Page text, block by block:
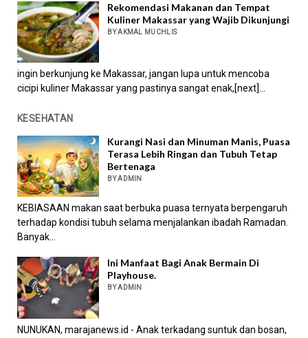
Rekomendasi Makanan dan Tempat
Kuliner Makassar yang Wajib Dikunjungi
BY AKMAL MUCHLIS
ingin berkunjung ke Makassar, jangan lupa untuk mencoba
cicipi kuliner Makassar yang pastinya sangat enak,[next]...
KESEHATAN
Kurangi Nasi dan Minuman Manis, Puasa
Terasa Lebih Ringan dan Tubuh Tetap
Bertenaga
BY ADMIN
KEBIASAAN makan saat berbuka puasa ternyata berpengaruh
terhadap kondisi tubuh selama menjalankan ibadah Ramadan.
Banyak...
Ini Manfaat Bagi Anak Bermain Di
Playhouse.
BY ADMIN
NUNUKAN, marajanews.id - Anak terkadang suntuk dan bosan,